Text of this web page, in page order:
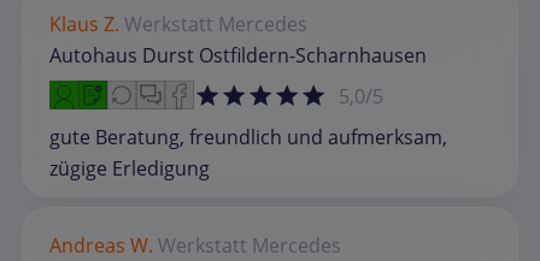
Klaus Z. Werkstatt Mercedes
Autohaus Durst Ostfildern-Scharnhausen
5,0/5
gute Beratung, freundlich und aufmerksam,
zügige Erledigung
Andreas W. Werkstatt Mercedes